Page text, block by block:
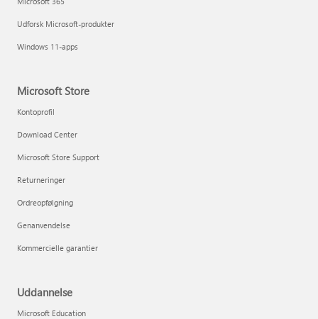
Udforsk Microsoft-produkter
Windows 11-apps
Microsoft Store
Kontoprofil
Download Center
Microsoft Store Support
Returneringer
Ordreopfølgning
Genanvendelse
Kommercielle garantier
Uddannelse
Microsoft Education